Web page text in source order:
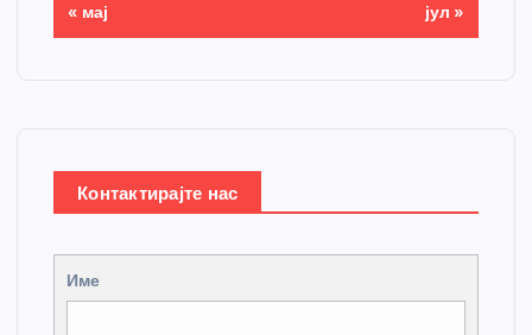
« мај јул »
Контактирајте нас
Име